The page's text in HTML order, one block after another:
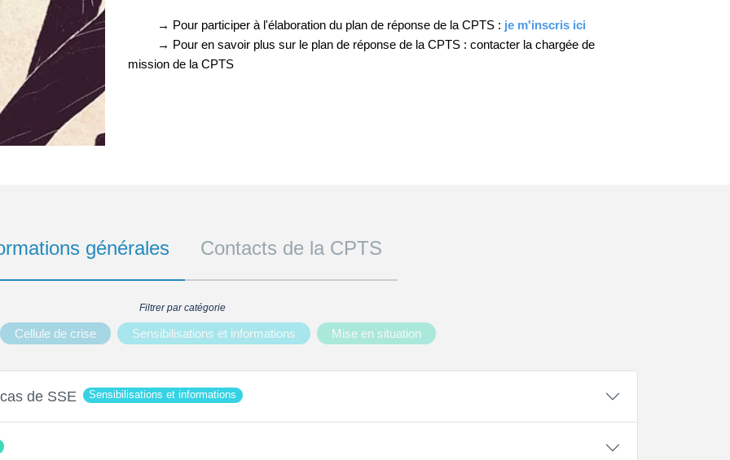
→ Pour participer à l'élaboration du plan de réponse de la CPTS : je m'inscris ici
→ Pour en savoir plus sur le plan de réponse de la CPTS : contacter la chargée de
mission de la CPTS
générales Contacts de la CPTS
Filtrer par catégorie
Cellule de crise Sensibilisations et informations Mise en situation
de SSE Sensibilisations et informations